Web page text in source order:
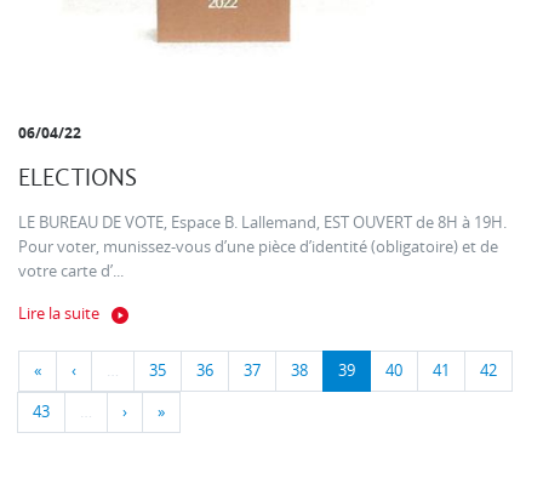
06/04/22
ELECTIONS
LE BUREAU DE VOTE, Espace B. Lallemand, EST OUVERT de 8H à 19H.
Pour voter, munissez-vous d’une pièce d’identité (obligatoire) et de
votre carte d’...
Lire la suite
« ‹ … 35 36 37 38 39 40 41 42
43 … › »